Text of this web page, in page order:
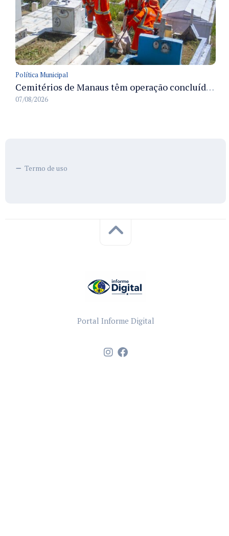
Política Municipal
Cemitérios de Manaus têm operação concluída e estrutura pronta para receber famílias no Dia dos Pais
07/08/2026
Termo de uso
Portal Informe Digital